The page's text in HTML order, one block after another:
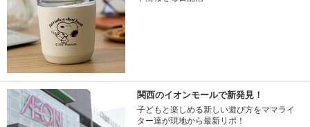
関西のイオンモールで新発見！
子どもと楽しめる新しい遊び方をママライ
ター達が現地から最新リポ！